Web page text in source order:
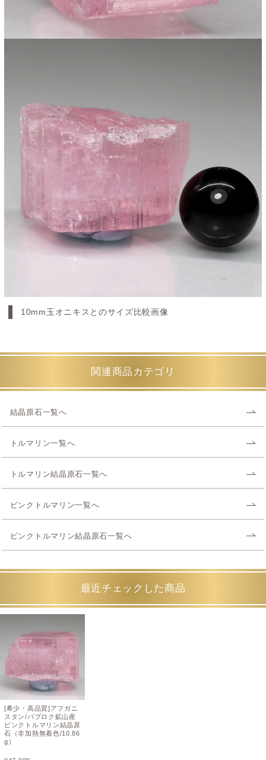
10mm玉オニキスとのサイズ比較画像
関連商品カテゴリ
結晶原石一覧へ
トルマリン一覧へ
トルマリン結晶原石一覧へ
ピンクトルマリン一覧へ
ピンクトルマリン結晶原石一覧へ
最近チェックした商品
[希少・高品質]アフガニ
スタン/パプロク鉱山産
ピンクトルマリン結晶原
石（非加熱無着色/10.86
g）